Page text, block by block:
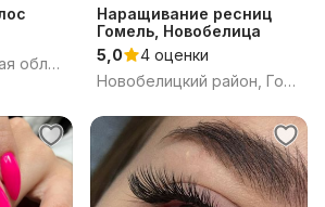
Гомель, Гомельская область
Наращивание ресниц
Гомель, Новобелица
5,0
4 оценки
Новобелицкий район, Гомель, Гомельская область